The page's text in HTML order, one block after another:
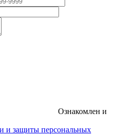
Ознакомлен и
и защиты персональных